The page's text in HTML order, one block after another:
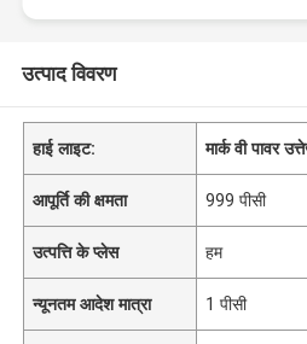
उत्पाद विवरण
हाई लाइट: मार्क वी पावर
आपूर्ति की क्षमता 999 पीसी
उत्पत्ति के प्लेस हम
न्यूनतम आदेश मात्रा 1 पीसी